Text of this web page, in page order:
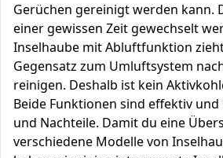
Gerüchen gereinigt werden kann.
einer gewissen Zeit gewechselt
Inselhaube mit Abluftfunktion
Gegensatz zum Umluftsystem
reinigen. Deshalb ist kein
Beide Funktionen sind effektiv
und Nachteile. Damit du eine
verschiedene Modelle von